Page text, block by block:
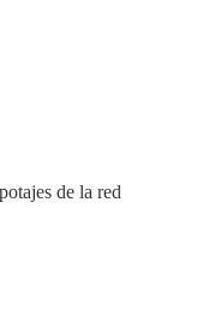
de la red